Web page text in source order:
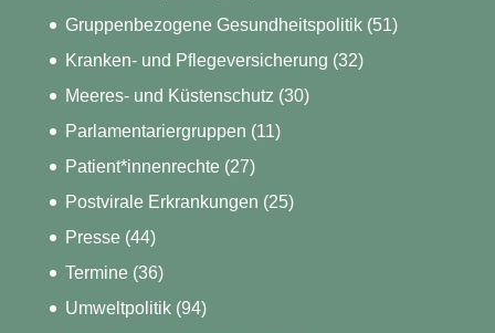
Gruppenbezogene Gesundheitspolitik(51)
Kranken- und Pflegeversicherung (32)
Meeres- und Küstenschutz (30)
Parlamentariergruppen (11)
Patient*innenrechte(27)
Postvirale Erkrankungen (25)
Presse(44)
Termine(36)
Umweltpolitik(94)